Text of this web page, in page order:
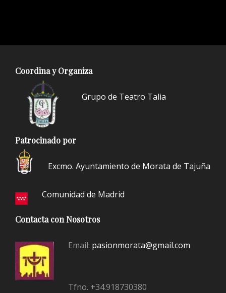
Coordina y Organiza
Grupo de Teatro Talia
Patrocinado por
Excmo. Ayuntamiento de Morata de Tajuña
Comunidad de Madrid
Contacta con Nosotros
Email: pasionmorata@gmail.com
Tfno. +34.918730380